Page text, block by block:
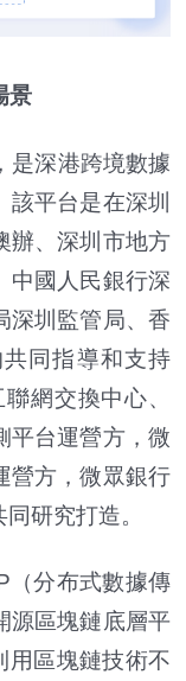
景
深港跨境數據
平台是在深圳
辦、深圳市地方
中國人民銀行深
深圳監管局、香
同指導和支持
網交換中心、
平台運營方，微
營方，微眾銀行
研究打造。
分布式數據傳
源區塊鏈底層平
用區塊鏈技術不